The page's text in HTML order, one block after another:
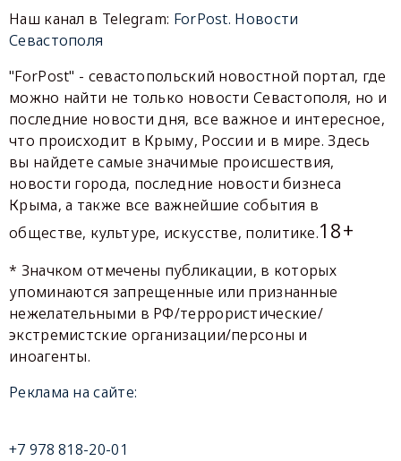
Наш канал в Telegram: ForPost. Новости
Севастополя
"ForPost" - севастопольский новостной портал, где
можно найти не только новости Севастополя, но и
последние новости дня, все важное и интересное,
что происходит в Крыму, России и в мире. Здесь
вы найдете самые значимые происшествия,
новости города, последние новости бизнеса
Крыма, а также все важнейшие события в
обществе, культуре, искусстве, политике.18+
* Значком отмечены публикации, в которых
упоминаются запрещенные или признанные
нежелательными в РФ/террористические/
экстремистские организации/персоны и
иноагенты.
Реклама на сайте:
+7 978 818-20-01